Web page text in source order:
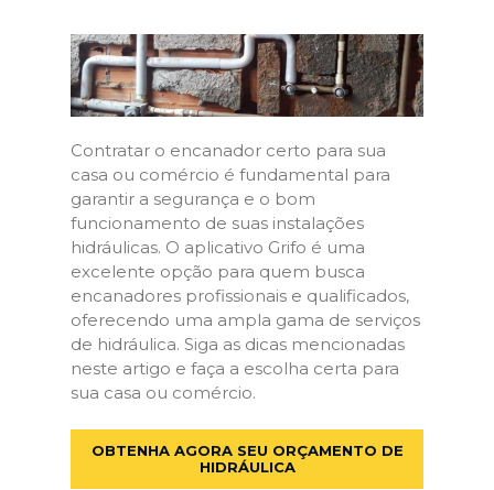
Contratar o encanador certo para sua
casa ou comércio é fundamental para
garantir a segurança e o bom
funcionamento de suas instalações
hidráulicas. O aplicativo Grifo é uma
excelente opção para quem busca
encanadores profissionais e qualificados,
oferecendo uma ampla gama de serviços
de hidráulica. Siga as dicas mencionadas
neste artigo e faça a escolha certa para
sua casa ou comércio.
OBTENHA AGORA SEU ORÇAMENTO DE
HIDRÁULICA